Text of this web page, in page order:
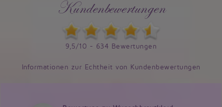
Kundenbewertungen
9,5/10 - 634 Bewertungen
Informationen zur Echtheit von Kundenbewertungen